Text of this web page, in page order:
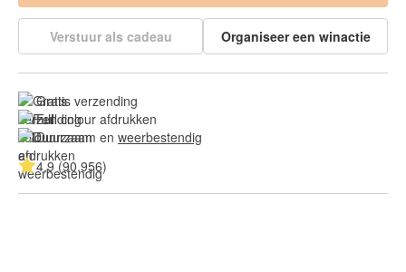
Verstuur als cadeau Organiseer een winactie
Gratis verzending
Full colour afdrukken
Duurzaam en weerbestendig
4.9 (90.956)